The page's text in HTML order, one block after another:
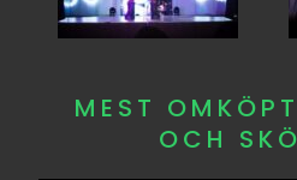
MEST
OCH